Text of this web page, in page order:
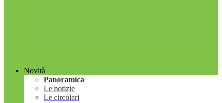
Novità
Panoramica
Le notizie
Le circolari